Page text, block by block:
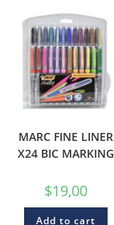
MARC FINE LINER
X24 BIC MARKING
$19,00
Add to cart